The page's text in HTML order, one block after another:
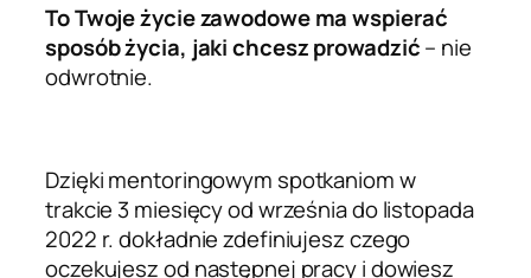
To Twoje życie zawodowe ma wspierać
sposób życia, jaki chcesz prowadzić– nie
odwrotnie.
Dzięki mentoringowym spotkaniom w
trakcie 3 miesięcy od września do listopada
2022 r. dokładnie zdefiniujesz czego
oczekujesz od następnej pracy i dowiesz